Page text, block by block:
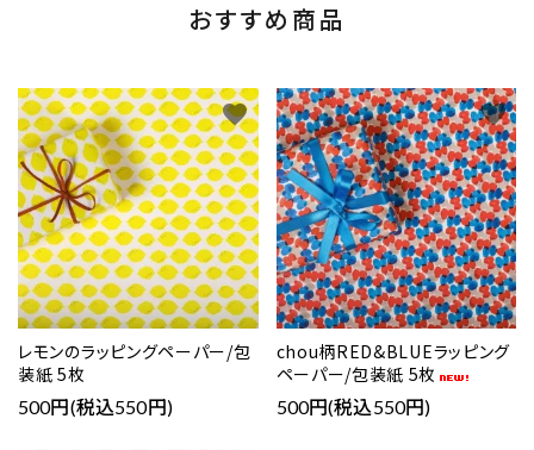
おすすめ商品
レモンのラッピングペーパー/包
装紙 5枚
500円(税込550円)
favorite
chou柄RED&BLUEラッピング
ペーパー/包装紙 5枚
500円(税込550円)
favorite